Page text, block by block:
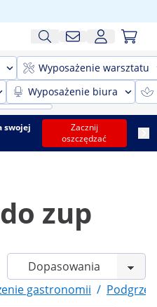
Wyposażenie warsztatu
Wyposażenie biura
swojej
Zacznij
oszczędzać
zup
gastronomii /